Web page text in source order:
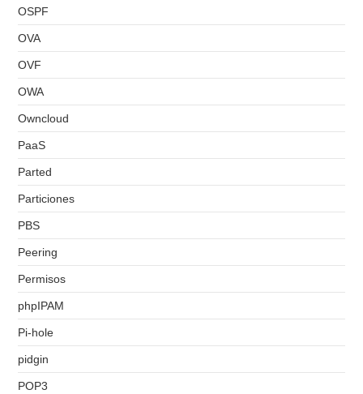
OSPF
OVA
OVF
OWA
Owncloud
PaaS
Parted
Particiones
PBS
Peering
Permisos
phpIPAM
Pi-hole
pidgin
POP3